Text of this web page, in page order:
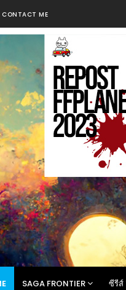
CONTACT ME
SAGA FRONTIER ซีรีส์